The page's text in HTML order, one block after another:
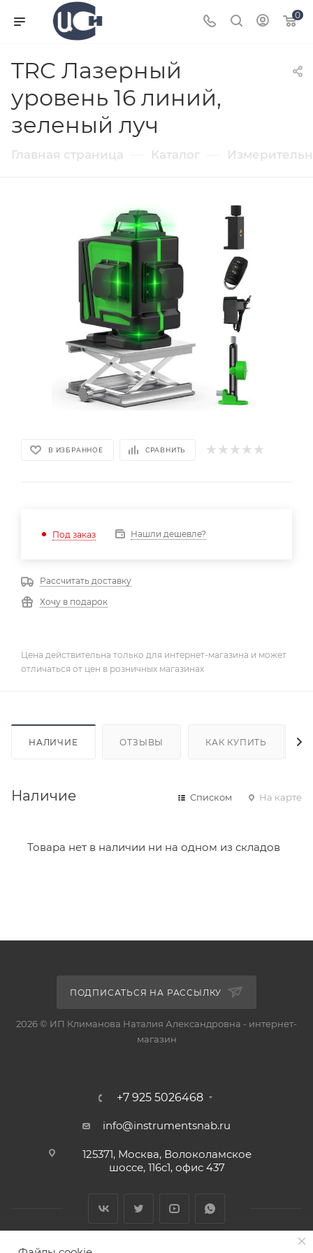
0
TRC Лазерный
уровень 16 линий,
зеленый луч
Главная страница Каталог
В ИЗБРАННОЕ СРАВНИТЬ
Под заказ Нашли дешевле?
Рассчитать доставку
Хочу в подарок
Цена действительна только для интернет-магазина и может
отличаться от цен в розничных магазинах
НАЛИЧИЕ ОТЗЫВЫ КАК КУПИТЬ
Наличие Списком На карте
Товара нет в наличии ни на одном из складов
ПОДПИСАТЬСЯ НА РАССЫЛКУ
2026 © ИП Климанова Наталия Александровна - интернет-
магазин
+7 925 5026468
info@instrumentsnab.ru
125371, Москва, Волоколамское
шоссе, 116с1, офис 437